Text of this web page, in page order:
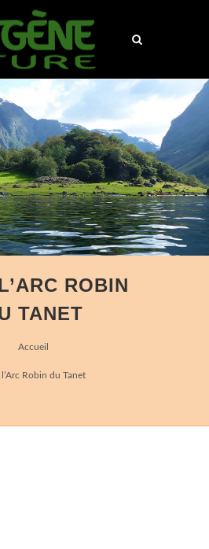
ROBIN
TANET
Accueil
Robin du Tanet